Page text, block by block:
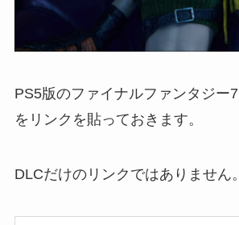
PS5版のファイナルファンタジー
をリンクを貼っておきます。
DLCだけのリンクではありません。